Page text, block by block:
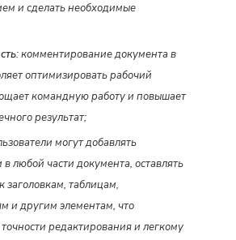
и сделать необходимые
: комментирование документа в
оптимизировать рабочий
командную работу и повышает
результат;
могут добавлять
любой части документа, оставлять
заголовкам, таблицам,
и другим элементам, что
точности редактирования и легкому